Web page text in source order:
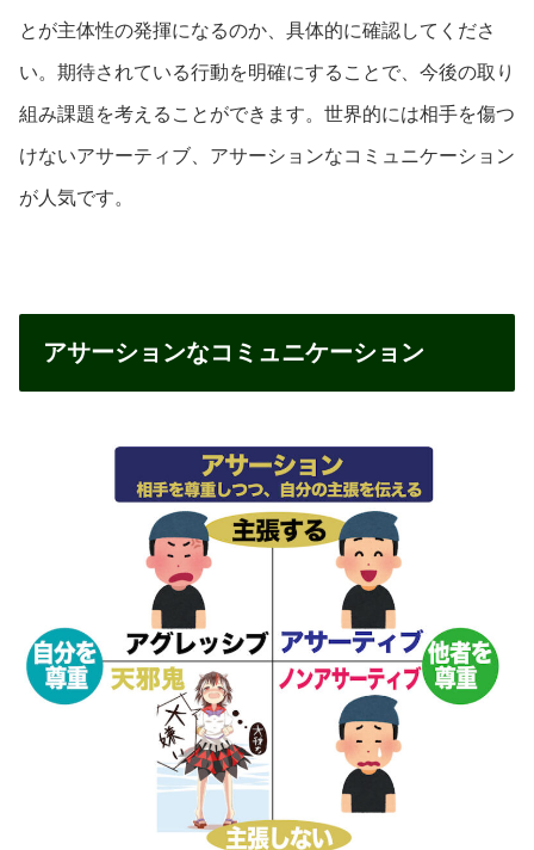
とが主体性の発揮になるのか、具体的に確認してくださ
い。期待されている行動を明確にすることで、今後の取り
組み課題を考えることができます。世界的には相手を傷つ
けないアサーティブ、アサーションなコミュニケーション
が人気です。
アサーションなコミュニケーション